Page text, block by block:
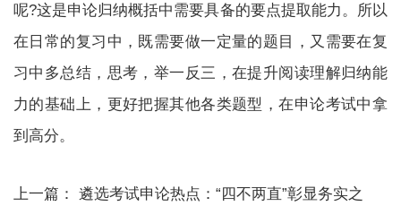
呢?这是申论归纳概括中需要具备的要点提取能力。所以
在日常的复习中，既需要做一定量的题目，又需要在复
习中多总结，思考，举一反三，在提升阅读理解归纳能
力的基础上，更好把握其他各类题型，在申论考试中拿
到高分。
上一篇： 遴选考试申论热点：“四不两直”彰显务实之